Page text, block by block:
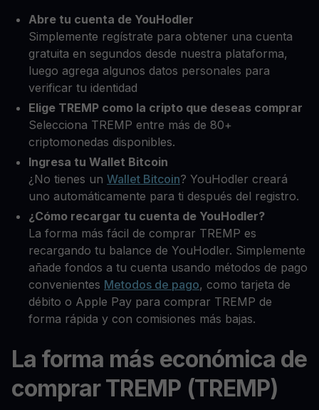
Abre tu cuenta de YouHodler
Simplemente regístrate para obtener una cuenta
gratuita en segundos desde nuestra plataforma,
luego agrega algunos datos personales para
verificar tu identidad
Elige TREMP como la cripto que deseas comprar
Selecciona TREMP entre más de 80+
criptomonedas disponibles.
Ingresa tu Wallet Bitcoin
¿No tienes un Wallet Bitcoin? YouHodler creará
uno automáticamente para ti después del registro.
¿Cómo recargar tu cuenta de YouHodler?
La forma más fácil de comprar TREMP es
recargando tu balance de YouHodler. Simplemente
añade fondos a tu cuenta usando métodos de pago
convenientes Metodos de pago, como tarjeta de
débito o Apple Pay para comprar TREMP de
forma rápida y con comisiones más bajas.
La forma más económica de
comprar TREMP (TREMP)